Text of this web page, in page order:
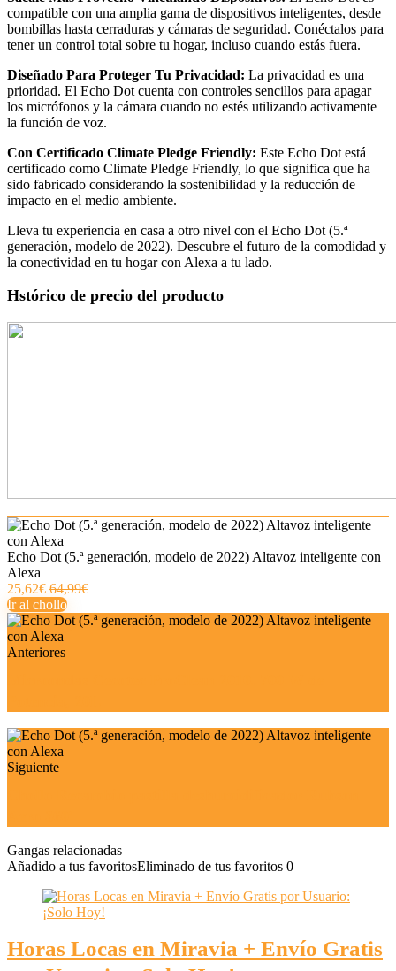
compatible con una amplia gama de dispositivos inteligentes, desde
bombillas hasta cerraduras y cámaras de seguridad. Conéctalos para
tener un control total sobre tu hogar, incluso cuando estás fuera.
Diseñado Para Proteger Tu Privacidad: La privacidad es una
prioridad. El Echo Dot cuenta con controles sencillos para apagar
los micrófonos y la cámara cuando no estés utilizando activamente
la función de voz.
Con Certificado Climate Pledge Friendly: Este Echo Dot está
certificado como Climate Pledge Friendly, lo que significa que ha
sido fabricado considerando la sostenibilidad y la reducción de
impacto en el medio ambiente.
Lleva tu experiencia en casa a otro nivel con el Echo Dot (5.ª
generación, modelo de 2022). Descubre el futuro de la comodidad y
la conectividad en tu hogar con Alexa a tu lado.
Hstórico de precio del producto
Echo Dot (5.ª generación, modelo de 2022) Altavoz inteligente con
Alexa
25,62€ 64,99€
Ir al chollo
Anteriores
Siguiente
Gangas relacionadas
Añadido a tus favoritosEliminado de tus favoritos 0
Horas Locas en Miravia + Envío Gratis